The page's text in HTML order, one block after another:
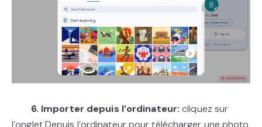
6. Importer depuis l’ordinateur: cliquez sur
l’onglet Depuis l’ordinateur pour télécharger une photo